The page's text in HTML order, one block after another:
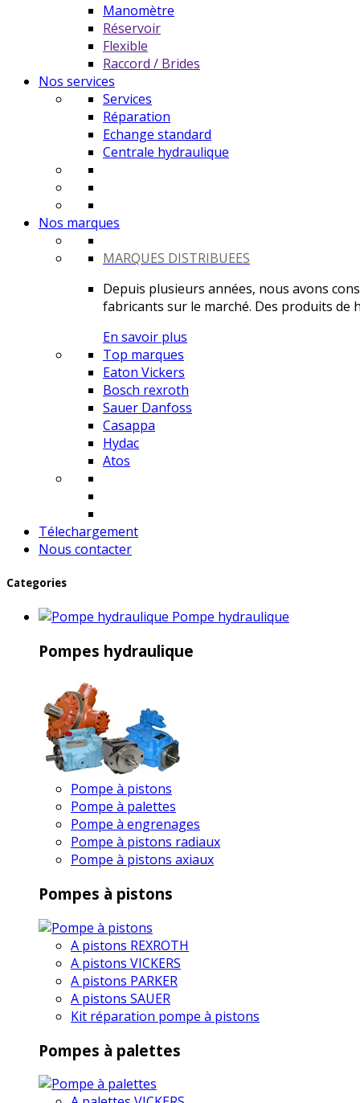
Manomètre
Réservoir
Flexible
Raccord / Brides
Nos services
Services
Réparation
Echange standard
Centrale hydraulique
Nos marques
MARQUES DISTRIBUEES
Depuis plusieurs années, nous avons
fabricants sur le marché. Des produits de
En savoir plus
Top marques
Eaton Vickers
Bosch rexroth
Sauer Danfoss
Casappa
Hydac
Atos
Télechargement
Nous contacter
Categories
Pompe hydraulique
Pompes hydraulique
Pompe à pistons
Pompe à palettes
Pompe à engrenages
Pompe à pistons radiaux
Pompe à pistons axiaux
Pompes à pistons
A pistons REXROTH
A pistons VICKERS
A pistons PARKER
A pistons SAUER
Kit réparation pompe à pistons
Pompes à palettes